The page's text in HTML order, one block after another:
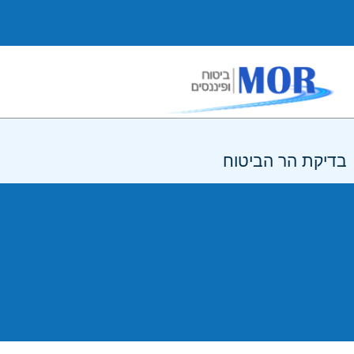
בדיקת הר הביטוח